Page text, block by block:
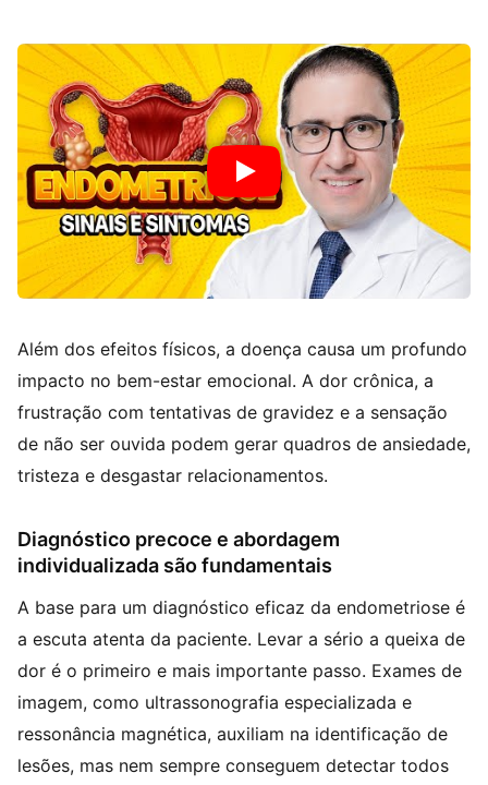
Além dos efeitos físicos, a doença causa um profundo
impacto no bem-estar emocional. A dor crônica, a
frustração com tentativas de gravidez e a sensação
de não ser ouvida podem gerar quadros de ansiedade,
tristeza e desgastar relacionamentos.
Diagnóstico precoce e abordagem
individualizada são fundamentais
A base para um diagnóstico eficaz da endometriose é
a escuta atenta da paciente. Levar a sério a queixa de
dor é o primeiro e mais importante passo. Exames de
imagem, como ultrassonografia especializada e
ressonância magnética, auxiliam na identificação de
lesões, mas nem sempre conseguem detectar todos